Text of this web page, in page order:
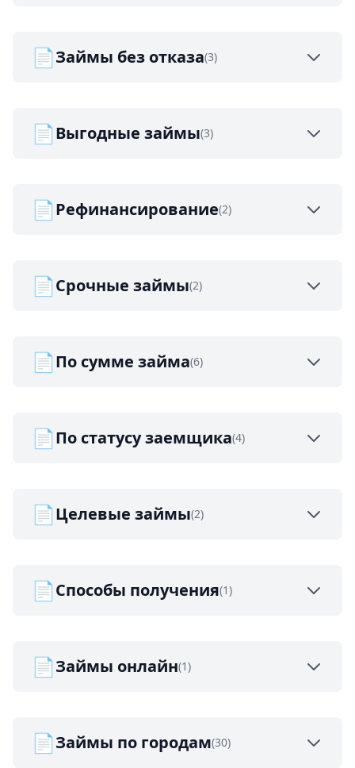
📄Займы без отказа(3)
📄Выгодные займы(3)
📄Рефинансирование(2)
📄Срочные займы(2)
📄По сумме займа(6)
📄По статусу заемщика(4)
📄Целевые займы(2)
📄Способы получения(1)
📄Займы онлайн(1)
📄Займы по городам(30)